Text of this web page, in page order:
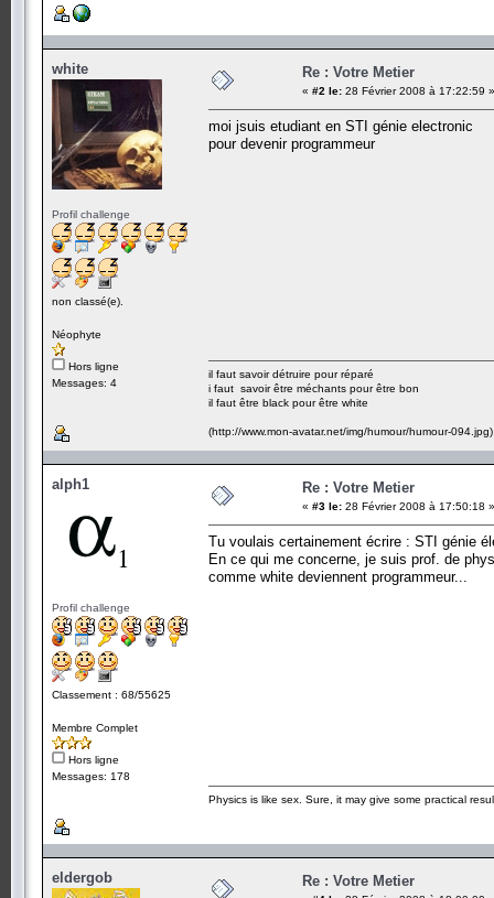
white
Profil challenge
non classé(e).
Néophyte
Hors ligne
Messages: 4
Re : Votre Metier
« #2 le: 28 Février 2008 à 17:22:59 »
moi jsuis etudiant en STI génie electronic
pour devenir programmeur
il faut savoir détruire pour réparé
i faut savoir être méchants pour être bon
il faut être black pour être white
(http://www.mon-avatar.net/img/humour/humour-094.jpg)
alph1
Profil challenge
Classement : 68/55625
Membre Complet
Hors ligne
Messages: 178
Re : Votre Metier
« #3 le: 28 Février 2008 à 17:50:18 »
Tu voulais certainement écrire : STI génie
En ce qui me concerne, je suis prof. de
comme white deviennent programmeur...
Physics is like sex. Sure, it may give some practical
eldergob Re : Votre Metier